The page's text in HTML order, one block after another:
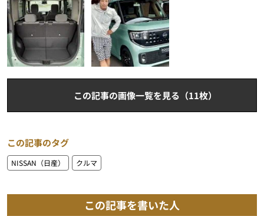
この記事の画像一覧を見る（11枚）
この記事のタグ
NISSAN（日産） クルマ
この記事を書いた人